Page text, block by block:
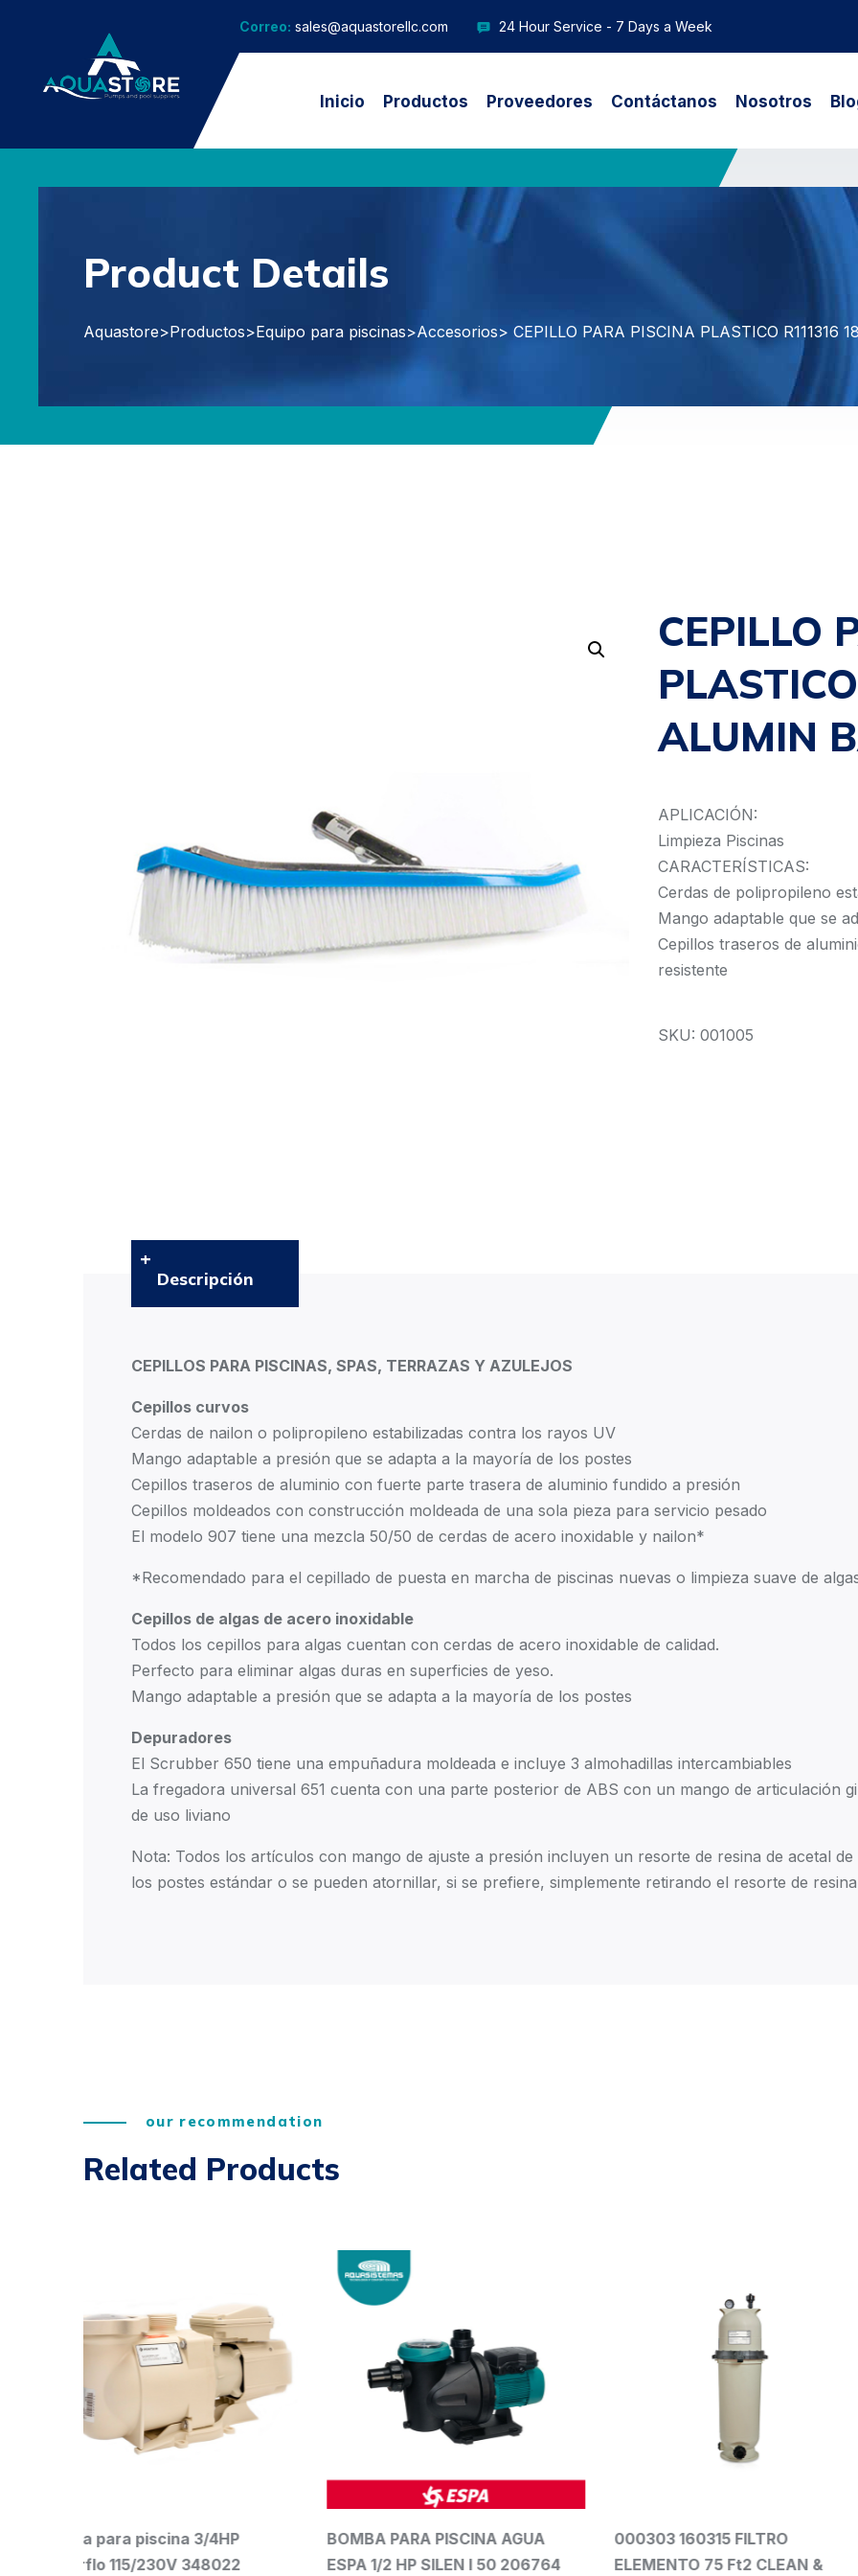
Correo: sales@aquastorellc.com 24 Hour Service - 7 Days a Week
Inicio Productos Proveedores Contáctanos Nosotros
Product Details
Aquastore>Productos>Equipo para piscinas>Accesorios> CEPILLO PARA PISCINA PLASTICO R111316
CEPILLO
ALUMIN
APLICACIÓN:
Limpieza Piscinas
CARACTERÍSTICAS:
Cerdas de polipropileno
Mango adaptable que se
Cepillos traseros de
resistente
SKU: 001005
Descripción
CEPILLOS PARA PISCINAS, SPAS, TERRAZAS Y AZULEJOS
Cepillos curvos
Cerdas de nailon o polipropileno estabilizadas contra los rayos UV
Mango adaptable a presión que se adapta a la mayoría de los postes
Cepillos traseros de aluminio con fuerte parte trasera de aluminio fundido a presión
Cepillos moldeados con construcción moldeada de una sola pieza para servicio pesado
El modelo 907 tiene una mezcla 50/50 de cerdas de acero inoxidable y nailon*
*Recomendado para el cepillado de puesta en marcha de piscinas nuevas o limpieza suave de
Cepillos de algas de acero inoxidable
Todos los cepillos para algas cuentan con cerdas de acero inoxidable de calidad.
Perfecto para eliminar algas duras en superficies de yeso.
Mango adaptable a presión que se adapta a la mayoría de los postes
Depuradores
El Scrubber 650 tiene una empuñadura moldeada e incluye 3 almohadillas intercambiables
La fregadora universal 651 cuenta con una parte posterior de ABS con un mango de articulación
de uso liviano
Nota: Todos los artículos con mango de ajuste a presión incluyen un resorte de resina de acetal
los postes estándar o se pueden atornillar, si se prefiere, simplemente retirando el resorte de
our recommendation
Related Products
BOMBA PARA PISCINA AGUA
ESPA 1/2 HP SILEN I 50 206764
000303 160315 FILTRO
ELEMENTO 75 Ft2 CLEAN &
Cascada MagicFalls